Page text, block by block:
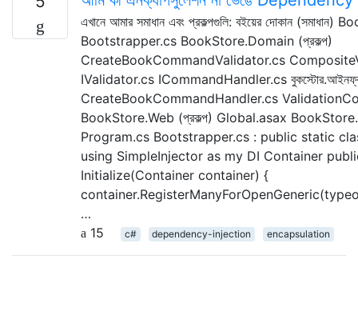
এখানে আমার সমাধান এবং প্রকল্পগুলি: বইয়ের দোকান
Bootstrapper.cs BookStore.Domain (প্রকল্প)
CreateBookCommandValidator.cs
IValidator.cs ICommandHandler.cs
CreateBookCommandHandler.cs
BookStore.Web (প্রকল্প) Global.asax
Program.cs Bootstrapper.cs : public static
using SimpleInjector as my DI Container
Initialize(Container container) {
…
15
c# dependency-injection encapsulation